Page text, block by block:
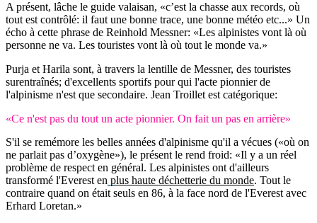
A présent, lâche le guide valaisan, «c’est la chasse aux records, où
tout est contrôlé: il faut une bonne trace, une bonne météo etc...» Un
écho à cette phrase de Reinhold Messner: «Les alpinistes vont là où
personne ne va. Les touristes vont là où tout le monde va.»
Purja et Harila sont, à travers la lentille de Messner, des touristes
surentraînés; d'excellents sportifs pour qui l'acte pionnier de
l'alpinisme n'est que secondaire. Jean Troillet est catégorique:
«Ce n'est pas du tout un acte pionnier. On fait un pas en arrière»
S'il se remémore les belles années d'alpinisme qu'il a vécues («où on
ne parlait pas d’oxygène»), le présent le rend froid: «Il y a un réel
problème de respect en général. Les alpinistes ont d'ailleurs
transformé l'Everest en plus haute déchetterie du monde. Tout le
contraire quand on était seuls en 86, à la face nord de l'Everest avec
Erhard Loretan.»